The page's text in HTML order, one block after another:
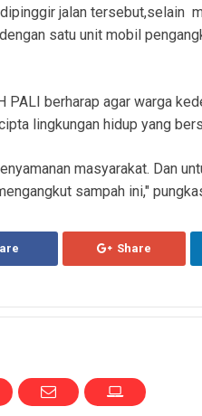
jalan tersebut,selain
satu unit mobil
berharap agar warga
lingkungan hidup yang
masyarakat. Dan
sampah ini,"
Share